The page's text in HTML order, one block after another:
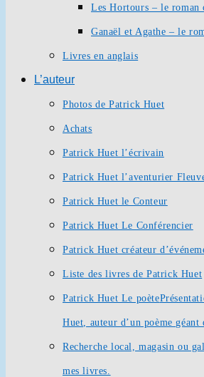
Les Hortours – le roman
Ganaël et Agathe – le
Livres en anglais
L’auteur
Photos de Patrick Huet
Achats
Patrick Huet l’écrivain
Patrick Huet l’aventurier
Patrick Huet le Conteur
Patrick Huet Le Conférencier
Patrick Huet créateur
Liste des livres de Patrick Huet
Patrick Huet Le poète
Huet, auteur d’un poème géant
Recherche local, magasin ou
mes livres.